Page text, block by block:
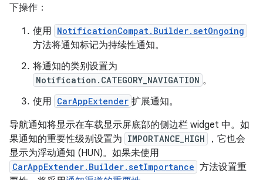
下操作：
使用 NotificationCompat.Builder.setOngoing
方法将通知标记为持续性通知。
将通知的类别设置为
Notification.CATEGORY_NAVIGATION 。
使用 CarAppExtender 扩展通知。
导航通知将显示在车载显示屏底部的侧边栏 widget 中。如
果通知的重要性级别设置为 IMPORTANCE_HIGH
，它也会
显示为浮动通知 (HUN)。如果未使用
CarAppExtender.Builder.setImportance 方法设置重